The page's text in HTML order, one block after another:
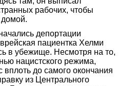
рабочих, чтобы
домой.
депортации
пациентка Хелми
в убежище. Несмотря на то,
нацистского режима,
до самого окончания
из Центрального